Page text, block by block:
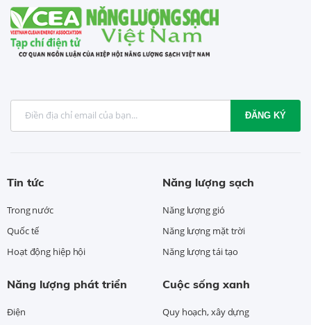
ĐĂNG KÝ
Tin tức
Trong nước
Quốc tế
Hoạt động hiệp hội
Năng lượng sạch
Năng lượng gió
Năng lượng mặt trời
Năng lượng tái tạo
Năng lượng phát triển
Điện
Cuộc sống xanh
Quy hoạch, xây dựng